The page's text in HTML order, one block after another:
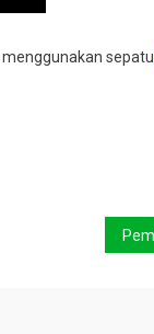
sepatu